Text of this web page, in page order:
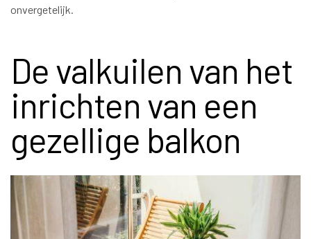
onvergetelijk.
De valkuilen van het
inrichten van een
gezellige balkon